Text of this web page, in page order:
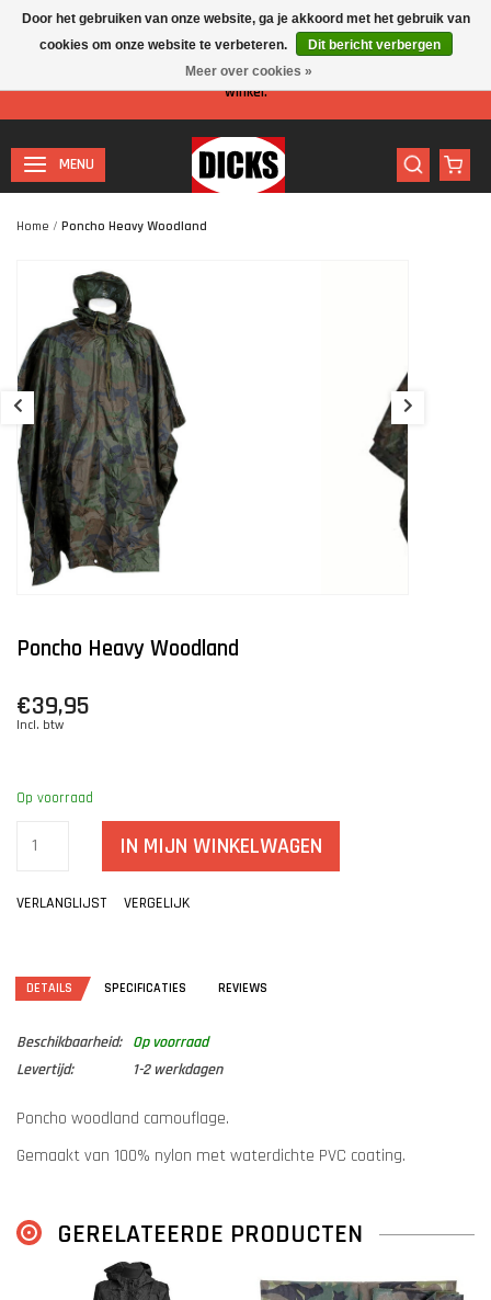
Let op: I.v.m. de zomervakantie is er minder personeel aanwezig in de
winkel.
MENU
Home / Poncho Heavy Woodland
Poncho Heavy Woodland
€39,95
Incl. btw
Op voorraad
IN MIJN WINKELWAGEN
VERLANGLIJST VERGELIJK
DETAILS SPECIFICATIES REVIEWS
Beschikbaarheid:
Op voorraad
Levertijd:
1-2 werkdagen
Poncho woodland camouflage.
Gemaakt van 100% nylon met waterdichte PVC coating.
GERELATEERDE PRODUCTEN
Door het gebruiken van onze website, ga je akkoord met het gebruik van
cookies om onze website te verbeteren.
Dit bericht verbergen
Meer over cookies »